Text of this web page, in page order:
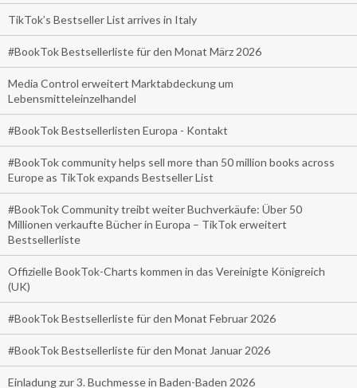
TikTok’s Bestseller List arrives in Italy
#BookTok Bestsellerliste für den Monat März 2026
Media Control erweitert Marktabdeckung um
Lebensmitteleinzelhandel
#BookTok Bestsellerlisten Europa - Kontakt
#BookTok community helps sell more than 50 million books across
Europe as TikTok expands Bestseller List
#BookTok Community treibt weiter Buchverkäufe: Über 50
Millionen verkaufte Bücher in Europa – TikTok erweitert
Bestsellerliste
Offizielle BookTok-Charts kommen in das Vereinigte Königreich
(UK)
#BookTok Bestsellerliste für den Monat Februar 2026
#BookTok Bestsellerliste für den Monat Januar 2026
Einladung zur 3. Buchmesse in Baden-Baden 2026